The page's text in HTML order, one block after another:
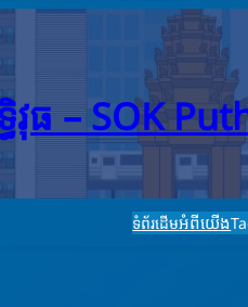
វុធ – SO​K
ទំព័រដើមអំពីយើង